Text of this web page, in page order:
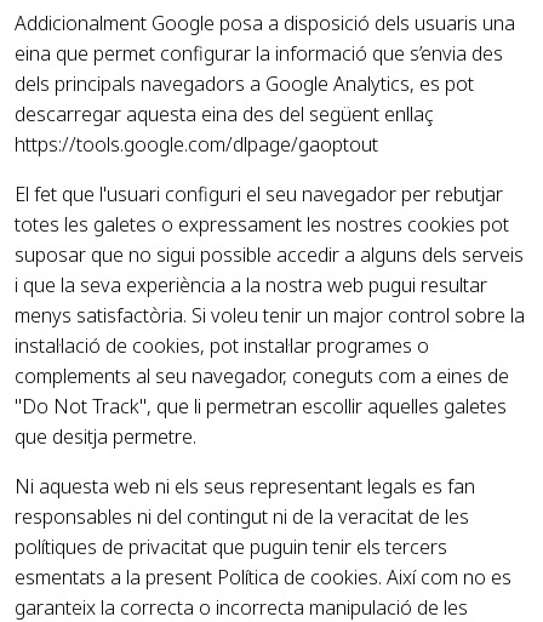
Addicionalment Google posa a disposició dels usuaris una
eina que permet configurar la informació que s’envia des
dels principals navegadors a Google Analytics, es pot
descarregar aquesta eina des del següent enllaç
https://tools.google.com/dlpage/gaoptout
El fet que l'usuari configuri el seu navegador per rebutjar
totes les galetes o expressament les nostres cookies pot
suposar que no sigui possible accedir a alguns dels serveis
i que la seva experiència a la nostra web pugui resultar
menys satisfactòria. Si voleu tenir un major control sobre la
instal·lació de cookies, pot instal·lar programes o
complements al seu navegador, coneguts com a eines de
"Do Not Track", que li permetran escollir aquelles galetes
que desitja permetre.
Ni aquesta web ni els seus representant legals es fan
responsables ni del contingut ni de la veracitat de les
polítiques de privacitat que puguin tenir els tercers
esmentats a la present Política de cookies. Així com no es
garanteix la correcta o incorrecta manipulació de les